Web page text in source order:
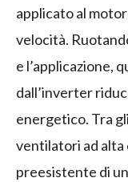
applicato al
velocità.
e l’applicazione,
dall’inverter
energetico. Tra
ventilatori ad alta
preesistente di